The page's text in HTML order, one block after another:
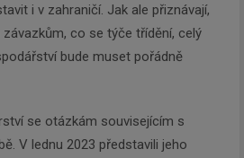
i v zahraničí. Jak ale přiznávají,
co se týče třídění, celý
bude muset pořádně
se otázkám souvisejícím s
V lednu 2023 představili jeho